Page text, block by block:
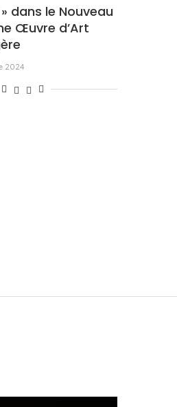
dans le Nouveau
Œuvre d’Art
2024